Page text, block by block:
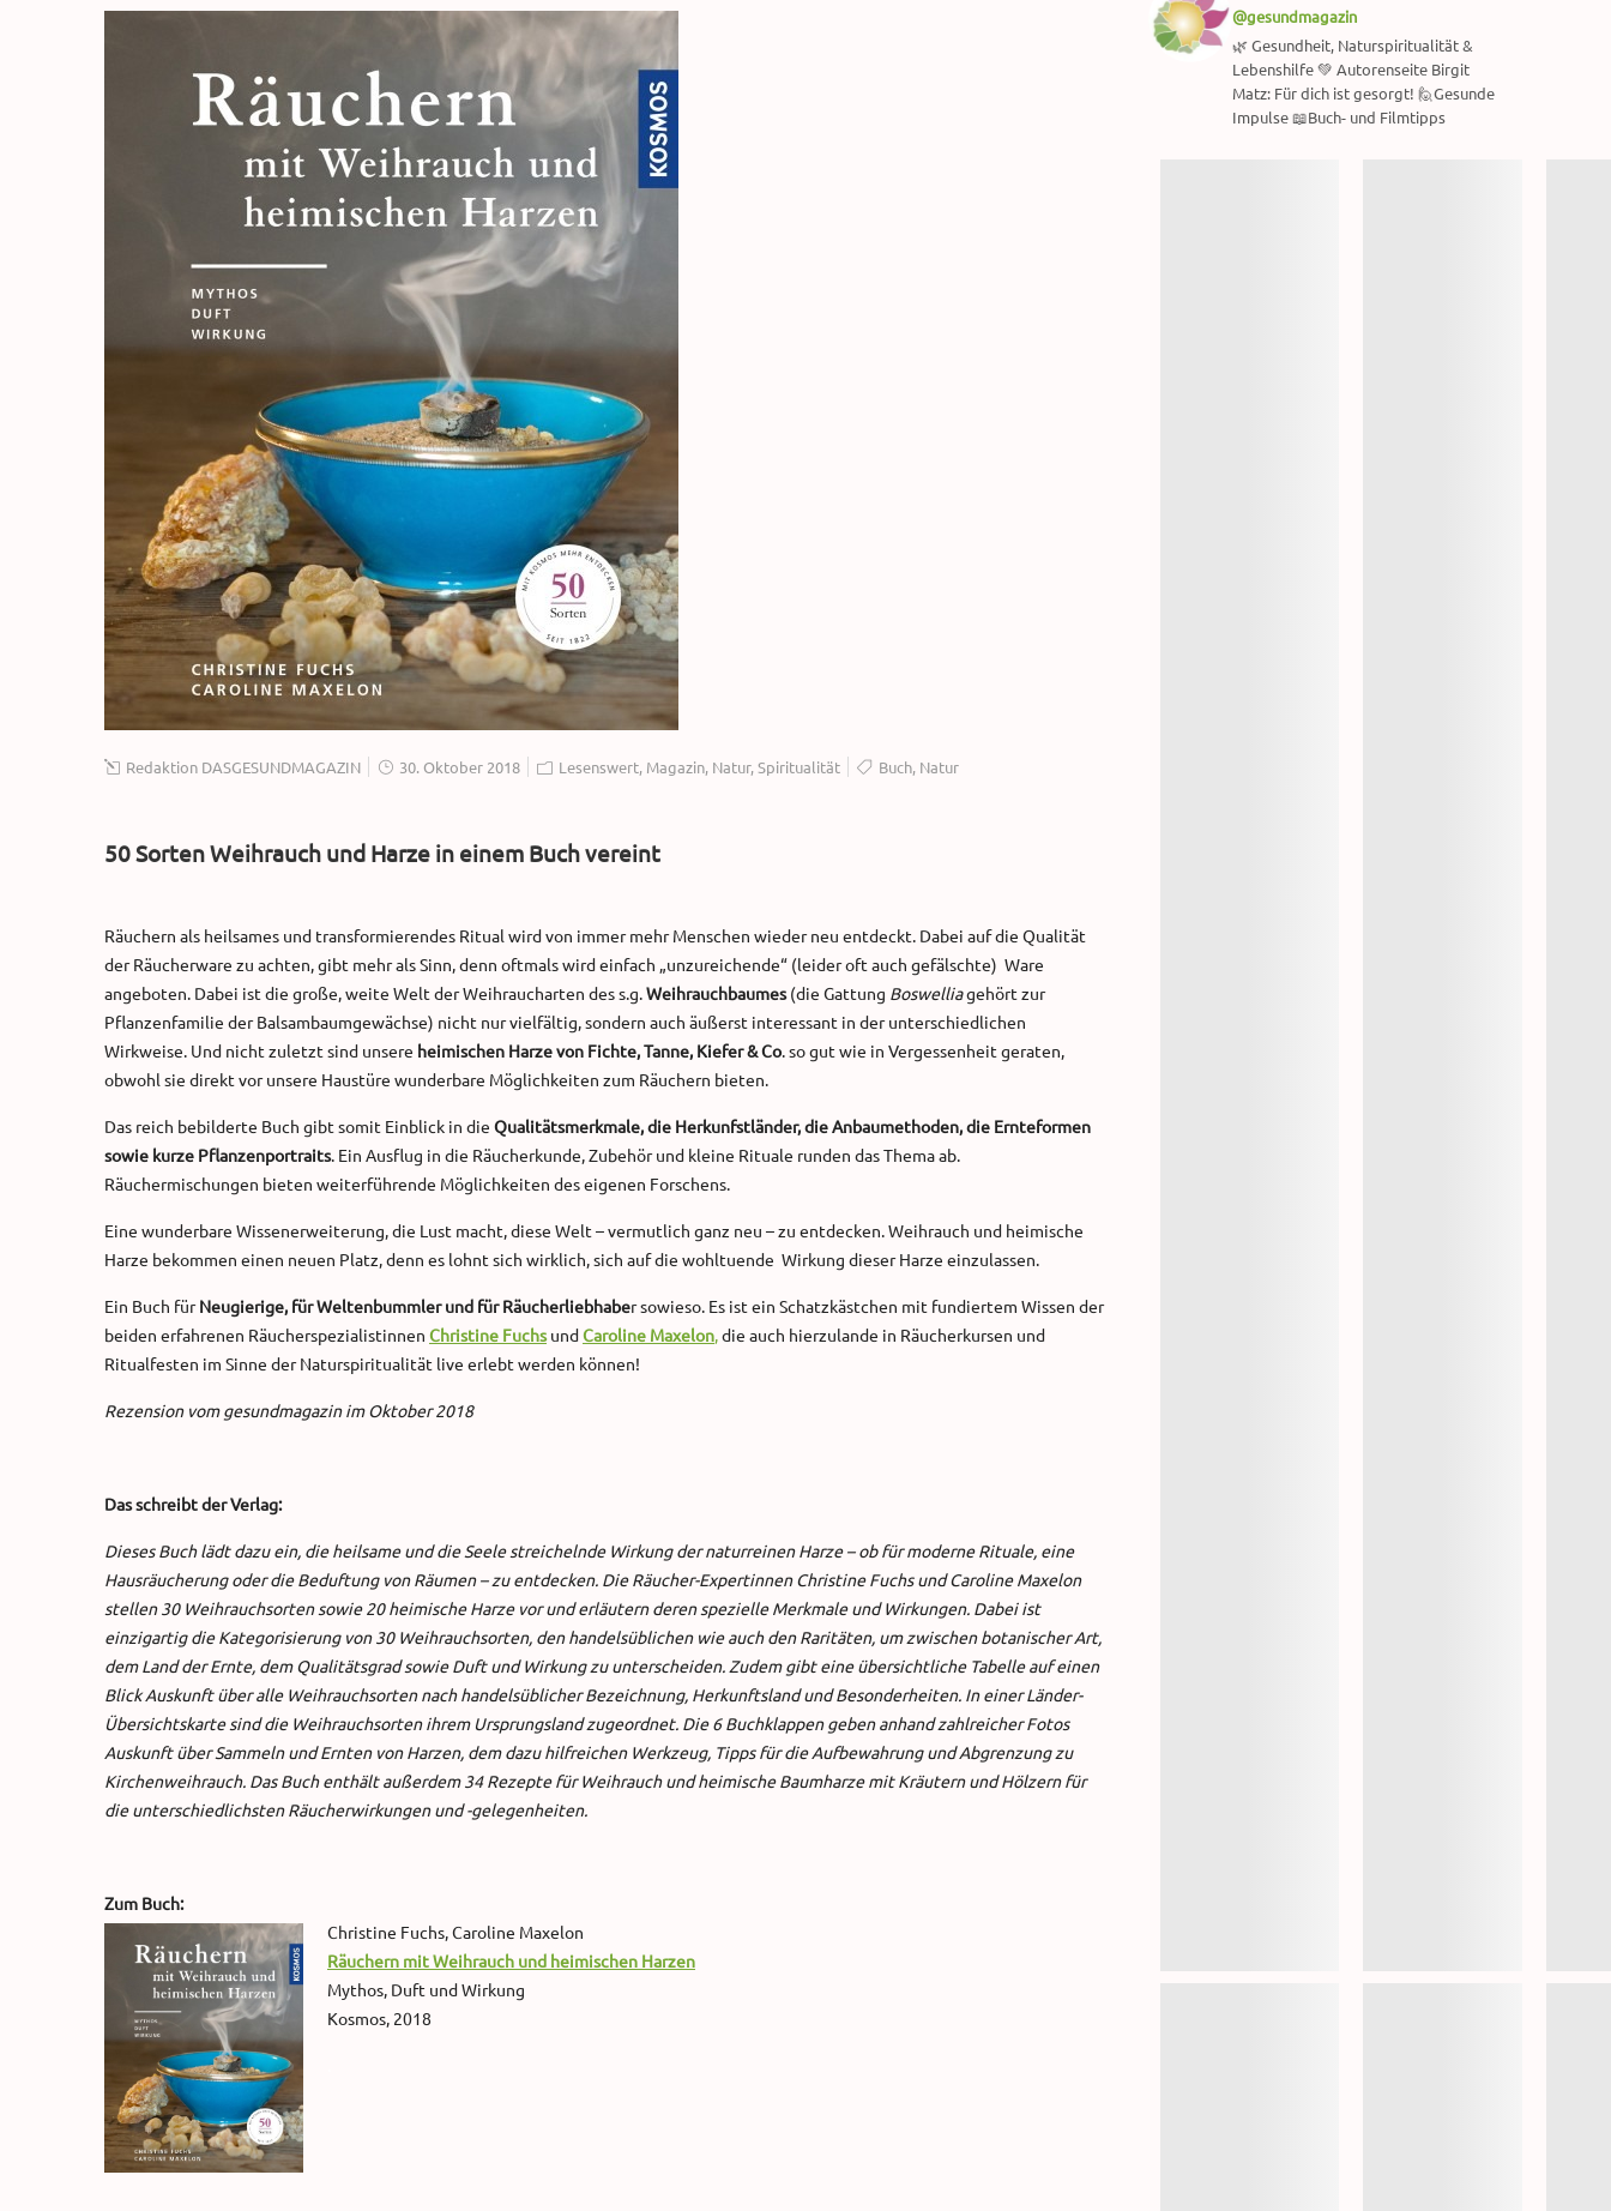
Redaktion DASGESUNDMAGAZIN 30. Oktober 2018 Lesenswert, Magazin, Natur,Spiritualität Buch, Natur
50 Sorten Weihrauch und Harze in einem Buch vereint
Räuchern als heilsames und transformierendes Ritual wird von immer mehr Menschen wieder neu entdeckt. Dabei auf die Qualität
der Räucherware zu achten, gibt mehr als Sinn, denn oftmals wird einfach „unzureichende“ (leider oft auch gefälschte) Ware
angeboten. Dabei ist die große, weite Welt der Weihraucharten des s.g.Weihrauchbaumes(die Gattung Boswelliagehört zur
Pflanzenfamilie der Balsambaumgewächse) nicht nur vielfältig, sondern auch äußerst interessant in der unterschiedlichen
Wirkweise. Und nicht zuletzt sind unsere heimischen Harze von Fichte, Tanne, Kiefer & Co. so gut wie in Vergessenheit geraten,
obwohl sie direkt vor unsere Haustüre wunderbare Möglichkeiten zum Räuchern bieten.
Das reich bebilderte Buch gibt somit Einblick in die Qualitätsmerkmale, die Herkunfstländer, die Anbaumethoden, die Ernteformen
sowie kurze Pflanzenportraits. Ein Ausflug in die Räucherkunde, Zubehör und kleine Rituale runden das Thema ab.
Räuchermischungen bieten weiterführende Möglichkeiten des eigenen Forschens.
Eine wunderbare Wissenerweiterung, die Lust macht, diese Welt – vermutlich ganz neu – zu entdecken. Weihrauch und heimische
Harze bekommen einen neuen Platz, denn es lohnt sich wirklich, sich auf die wohltuende Wirkung dieser Harze einzulassen.
Ein Buch fürNeugierige, für Weltenbummler und für Räucherliebhaber sowieso. Es ist ein Schatzkästchen mit fundiertem Wissen der
beiden erfahrenen Räucherspezialistinnen Christine FuchsundCaroline Maxelon,die auch hierzulande in Räucherkursen und
Ritualfesten im Sinne der Naturspiritualität live erlebt werden können!
Rezension vom gesundmagazin im Oktober 2018
Das schreibt der Verlag:
Dieses Buch lädt dazu ein, die heilsame und die Seele streichelnde Wirkung der naturreinen Harze – ob für moderne Rituale, eine
Hausräucherung oder die Beduftung von Räumen – zu entdecken. Die Räucher-Expertinnen Christine Fuchs und Caroline Maxelon
stellen 30 Weihrauchsorten sowie 20 heimische Harze vor und erläutern deren spezielle Merkmale und Wirkungen. Dabei ist
einzigartig die Kategorisierung von 30 Weihrauchsorten, den handelsüblichen wie auch den Raritäten, um zwischen botanischer Art,
dem Land der Ernte, dem Qualitätsgrad sowie Duft und Wirkung zu unterscheiden. Zudem gibt eine übersichtliche Tabelle auf einen
Blick Auskunft über alle Weihrauchsorten nach handelsüblicher Bezeichnung, Herkunftsland und Besonderheiten. In einer Länder-
Übersichtskarte sind die Weihrauchsorten ihrem Ursprungsland zugeordnet. Die 6 Buchklappen geben anhand zahlreicher Fotos
Auskunft über Sammeln und Ernten von Harzen, dem dazu hilfreichen Werkzeug, Tipps für die Aufbewahrung und Abgrenzung zu
Kirchenweihrauch. Das Buch enthält außerdem 34 Rezepte für Weihrauch und heimische Baumharze mit Kräutern und Hölzern für
die unterschiedlichsten Räucherwirkungen und -gelegenheiten.
Zum Buch:
Christine Fuchs, Caroline Maxelon
Räuchern mit Weihrauch und heimischen Harzen
Mythos, Duft und Wirkung
Kosmos, 2018
@gesundmagazin
🌿 Gesundheit, Naturspiritualität &
Lebenshilfe 💚 Autorenseite Birgit
Matz: Für dich ist gesorgt! 🙋Gesunde
Impulse 📖Buch- und Filmtipps